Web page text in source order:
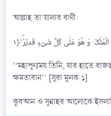
আল্লাহ তা‘য়ালার বাণী:
‘‘মহাপূণ্যময় তিনি, যার হাতে
ক্ষমতাবান’’ [সূরা মুলক:১]
কুরআন ও সুন্নাহর আলোকে